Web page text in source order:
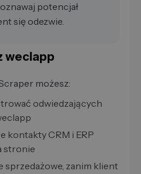
potencjał
się odezwie.
weclapp
możesz:
odwiedzających
kontakty CRM i ERP
stronie
sprzedażowe, zanim klient